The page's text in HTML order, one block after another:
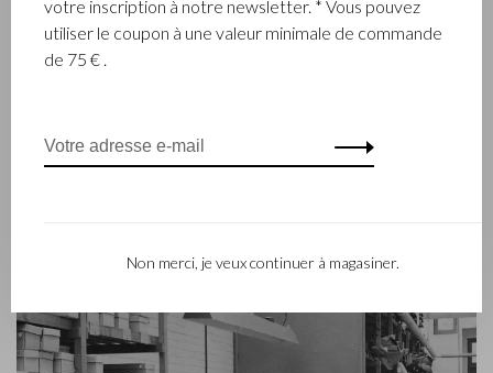
ensemble des produits de maroquinerie. Depuis, la 3e
génération – Babette et Martijn Beerens – ont repris les
reines et Castelijn & Beerens jouit d’une réputation
d’ailleurs dans la collection du label contemporain RENEE qui
votre inscription à notre newsletter. * Vous pouvez
utiliser le coupon à une valeur minimale de commande
de 75 € .
Non merci, je veux continuer à magasiner.